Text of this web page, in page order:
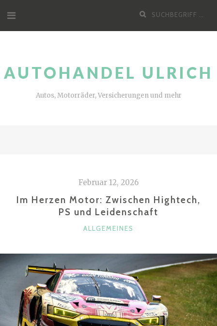
Inhalt
Suche
AUTOHANDEL ULRICH
Autos, Motorräder, Versicherungen und mehr
Februar 12, 2026
Im Herzen Motor: Zwischen Hightech,
PS und Leidenschaft
KATEGORIEN
ALLGEMEINES